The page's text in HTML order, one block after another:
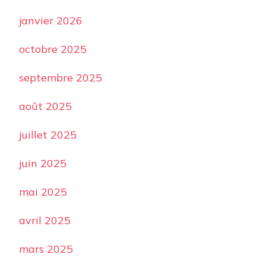
janvier 2026
octobre 2025
septembre 2025
août 2025
juillet 2025
juin 2025
mai 2025
avril 2025
mars 2025